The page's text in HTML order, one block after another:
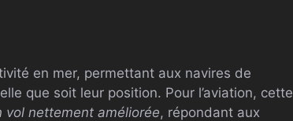
en mer, permettant aux navires de
que soit leur position. Pour l’aviation, cette
vol nettement améliorée, répondant aux